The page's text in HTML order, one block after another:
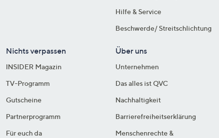
Hilfe & Service
Beschwerde/ Streitschlichtung
Nichts verpassen
INSIDER Magazin
TV-Programm
Gutscheine
Partnerprogramm
Für euch da
Über uns
Unternehmen
Das alles ist QVC
Nachhaltigkeit
Barrierefreiheitserklärung
Menschenrechte &